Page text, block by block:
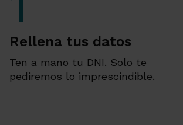
Rellena tus datos
Ten a mano tu DNI. Solo te
pediremos lo imprescindible.